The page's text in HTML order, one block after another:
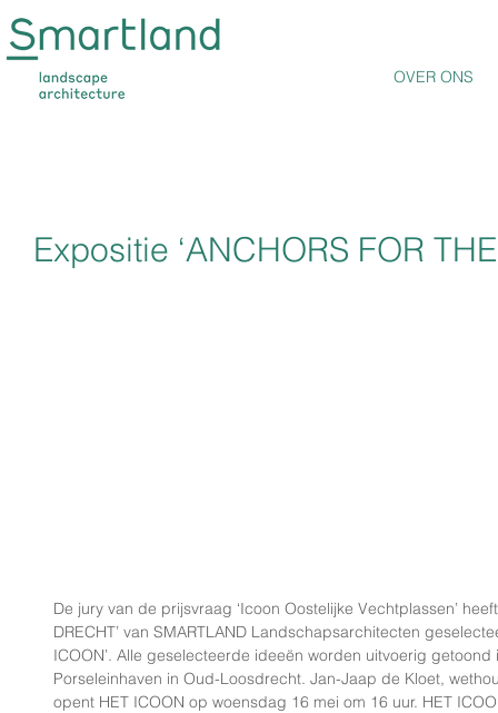
OVER ONS
Expositie ‘ANCHORS FOR
De jury van de prijsvraag ‘Icoon Oostelijke Vechtplassen’
DRECHT’ van SMARTLAND Landschapsarchitecten
ICOON’. Alle geselecteerde ideeën worden uitvoerig
Porseleinhaven in Oud-Loosdrecht. Jan-Jaap de Kloet,
opent HET ICOON op woensdag 16 mei om 16 uur. HET